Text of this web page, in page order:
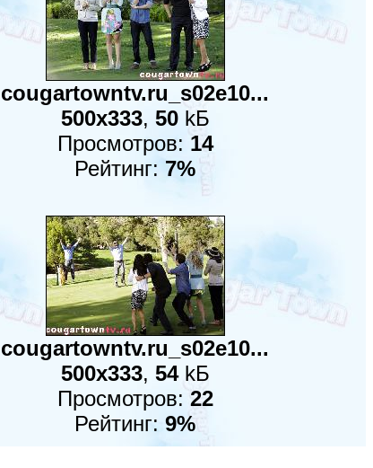
cougartowntv.ru_s02e10...
500x333, 50kБ
Просмотров: 14
Рейтинг: 7%
cougartowntv.ru_s02e10...
500x333, 54kБ
Просмотров: 22
Рейтинг: 9%